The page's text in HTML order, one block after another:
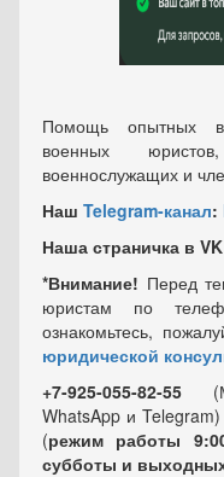
Помощь опытных
военных
военнослужащих и
Наш Telegram-канал:
Наша страничка в VK
*Внимание! Перед
юристам по
ознакомьтесь,
юридической
+7-925-055-82-55
WhatsApp и Telegram)
(режим работы
субботы и